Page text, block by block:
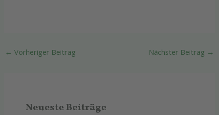
← Vorheriger Beitrag Nächster Beitrag →
Neueste Beiträge